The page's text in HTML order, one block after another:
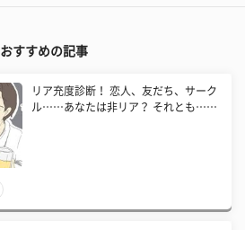
おすすめの記事
リア充度診断！ 恋人、友だち、サーク
ル……あなたは非リア？ それとも……